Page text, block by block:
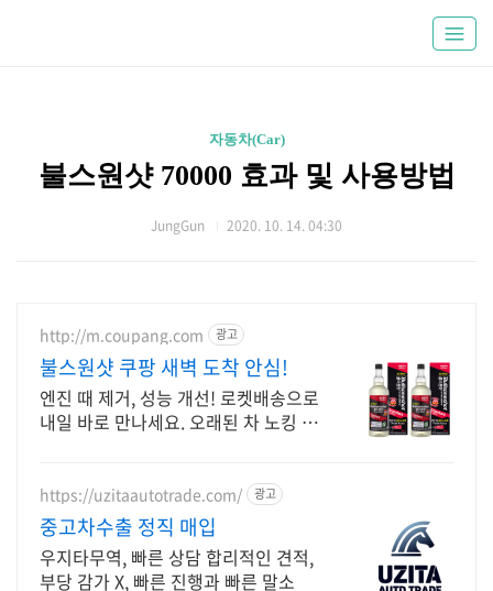
자동차(Car)
불스원샷 70000 효과 및 사용방법
JungGun 2020. 10. 14. 04:30
http://m.coupang.com 광고
불스원샷 쿠팡 새벽 도착 안심!
엔진 때 제거, 성능 개선! 로켓배송으로
내일 바로 만나세요. 오래된 차 노킹 걱
https://uzitaautotrade.com/ 광고
중고차수출 정직 매입
우지타무역, 빠른 상담 합리적인 견적,
부당 감가 X, 빠른 진행과 빠른 말소